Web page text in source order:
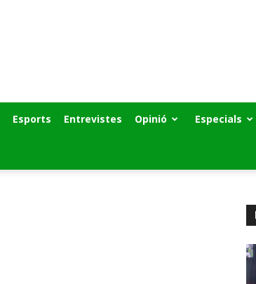
Esports Entrevistes Opinió Especials